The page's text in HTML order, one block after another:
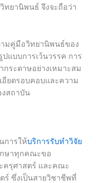
ยานิพนธ์ จึงจะถือว่า
ามคู่มือวิทยานิพนธ์ของ
แบบการเว้นวรรค การ
ระดาษอย่างเหมาะสม
ยดรอบคอบและความ
งสถาบัน
การให้บริการรับทำวิจัย
ษาทุกคณะขอ
ครุศาสตร์ และคณะ
ร์ ซึ่งเป็นสายวิชาชีพที่